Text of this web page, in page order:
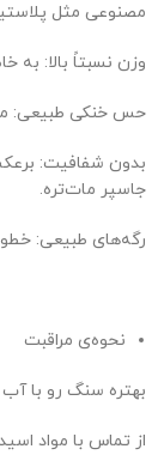
مصنوعی مثل
وزن نسبتاً بالا: به
حس خنکی طبیعی:
بدون شفافیت:
جاسپر مات‌تره.
رگه‌های طبیعی:
نحوه‌ی مراقبت
بهتره سنگ رو با آب
از تماس با مواد